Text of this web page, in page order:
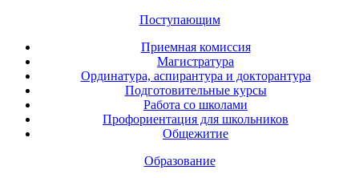
Поступающим
Приемная комиссия
Магистратура
Ординатура, аспирантура и докторантура
Подготовительные курсы
Работа со школами
Профориентация для школьников
Общежитие
Образование